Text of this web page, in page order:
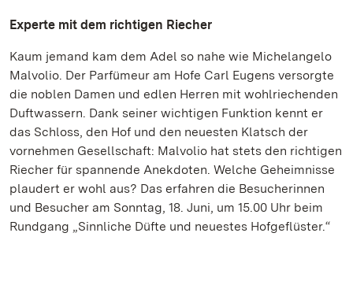
Experte mit dem richtigen Riecher
Kaum jemand kam dem Adel so nahe wie Michelangelo
Malvolio. Der Parfümeur am Hofe Carl Eugens versorgte
die noblen Damen und edlen Herren mit wohlriechenden
Duftwassern. Dank seiner wichtigen Funktion kennt er
das Schloss, den Hof und den neuesten Klatsch der
vornehmen Gesellschaft: Malvolio hat stets den richtigen
Riecher für spannende Anekdoten. Welche Geheimnisse
plaudert er wohl aus? Das erfahren die Besucherinnen
und Besucher am Sonntag, 18. Juni, um 15.00 Uhr beim
Rundgang „Sinnliche Düfte und neuestes Hofgeflüster.“